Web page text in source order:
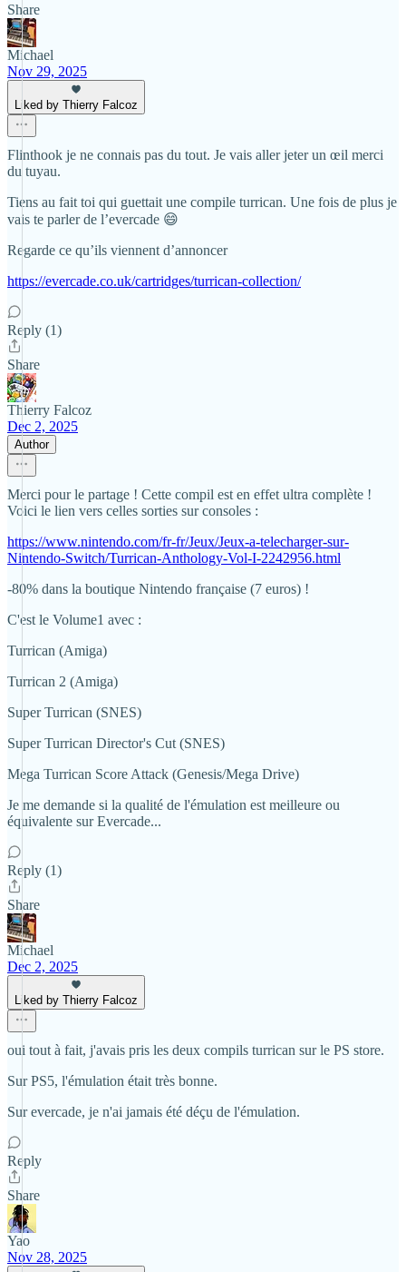
Share
Michael
Nov 29, 2025
Liked by Thierry Falcoz
Flinthook je ne connais pas du tout. Je vais aller jeter un œil merci
du tuyau.
Tiens au fait toi qui guettait une compile turrican. Une fois de plus je
vais te parler de l’evercade 😄
Regarde ce qu’ils viennent d’annoncer
https://evercade.co.uk/cartridges/turrican-collection/
Reply (1)
Share
Thierry Falcoz
Dec 2, 2025
Author
Merci pour le partage ! Cette compil est en effet ultra complète !
Voici le lien vers celles sorties sur consoles :
https://www.nintendo.com/fr-fr/Jeux/Jeux-a-telecharger-sur-
Nintendo-Switch/Turrican-Anthology-Vol-I-2242956.html
-80% dans la boutique Nintendo française (7 euros) !
C'est le Volume1 avec :
Turrican (Amiga)
Turrican 2 (Amiga)
Super Turrican (SNES)
Super Turrican Director's Cut (SNES)
Mega Turrican Score Attack (Genesis/Mega Drive)
Je me demande si la qualité de l'émulation est meilleure ou
équivalente sur Evercade...
Reply (1)
Share
Michael
Dec 2, 2025
Liked by Thierry Falcoz
oui tout à fait, j'avais pris les deux compils turrican sur le PS store.
Sur PS5, l'émulation était très bonne.
Sur evercade, je n'ai jamais été déçu de l'émulation.
Reply
Share
Yao
Nov 28, 2025